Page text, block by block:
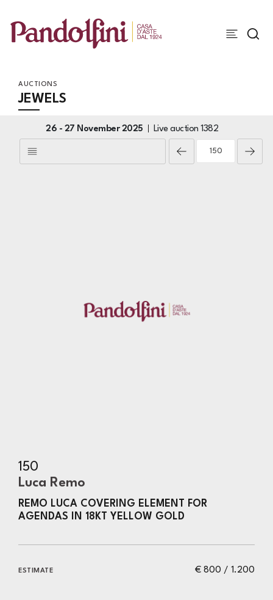
AUCTIONS
JEWELS
26 - 27 November 2025 Live auction 1382
150
Luca Remo
REMO LUCA COVERING ELEMENT FOR
AGENDAS IN 18KT YELLOW GOLD
€ 800 / 1.200
ESTIMATE